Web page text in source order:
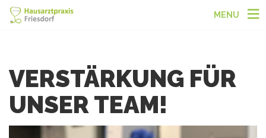
MENU
VERSTÄRKUNG FÜR
UNSER TEAM!